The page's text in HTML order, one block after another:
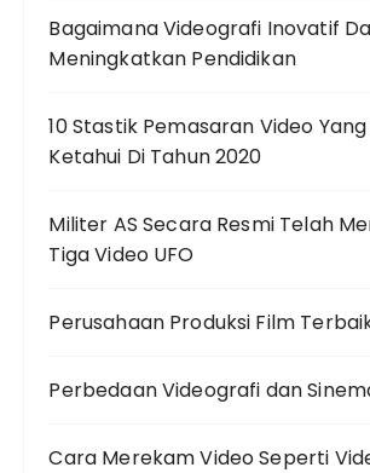
Bagaimana Videografi Inovatif
Meningkatkan Pendidikan
10 Stastik Pemasaran Video
Ketahui Di Tahun 2020
Militer AS Secara Resmi Telah
Tiga Video UFO
Perusahaan Produksi Film
Perbedaan Videografi dan
Cara Merekam Video Seperti